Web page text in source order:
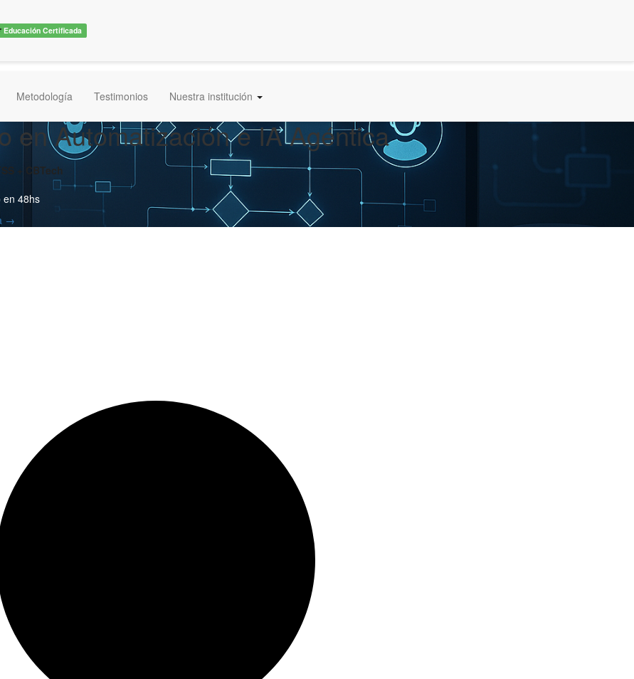
Educación Certificada
Metodología Testimonios Nuestra institución
en Automatización e IA Agéntica
+ CBTech
48hs
→